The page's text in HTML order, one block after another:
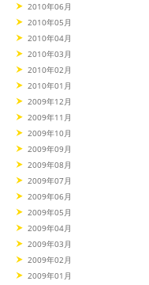
2010年06月
2010年05月
2010年04月
2010年03月
2010年02月
2010年01月
2009年12月
2009年11月
2009年10月
2009年09月
2009年08月
2009年07月
2009年06月
2009年05月
2009年04月
2009年03月
2009年02月
2009年01月